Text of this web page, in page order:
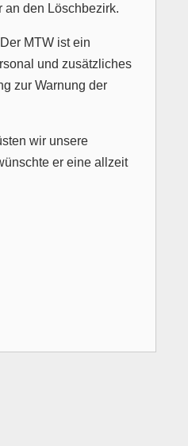
an den Löschbezirk.
MTW ist ein
und zusätzliches
zur Warnung der
wir unsere
er eine allzeit